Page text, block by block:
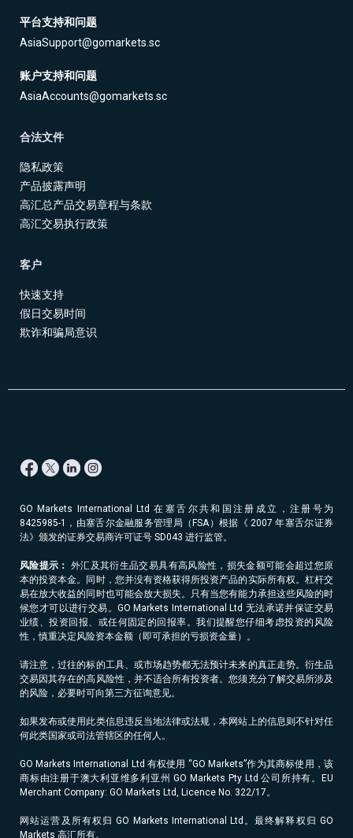
平台支持和问题
AsiaSupport@gomarkets.sc
账户支持和问题
AsiaAccounts@gomarkets.sc
合法文件
隐私政策
产品披露声明
高汇总产品交易章程与条款
高汇交易执行政策
客户
快速支持
假日交易时间
欺诈和骗局意识
GO Markets International Ltd 在塞舌尔共和国注册成立，注册号为
8425985-1，由塞舌尔金融服务管理局（FSA）根据《 2007 年塞舌尔证券
法》颁发的证券交易商许可证号 SD043 进行监管。
风险提示： 外汇及其衍生品交易具有高风险性，损失金额可能会超过您原
本的投资本金。同时，您并没有资格获得所投资产品的实际所有权。杠杆交
易在放大收益的同时也可能会放大损失。只有当您有能力承担这些风险的时
候您才可以进行交易。GO Markets International Ltd 无法承诺并保证交易
业绩、投资回报、或任何固定的回报率。我们提醒您仔细考虑投资的风险
性，慎重决定风险资本金额（即可承担的亏损资金量）。
请注意，过往的标的工具、或市场趋势都无法预计未来的真正走势。衍生品
交易因其存在的高风险性，并不适合所有投资者。您须充分了解交易所涉及
的风险，必要时可向第三方征询意见。
如果发布或使用此类信息违反当地法律或法规，本网站上的信息则不针对任
何此类国家或司法管辖区的任何人。
GO Markets International Ltd 有权使用 “GO Markets”作为其商标使用，该
商标由注册于澳大利亚维多利亚州 GO Markets Pty Ltd 公司所持有。EU
Merchant Company: GO Markets Ltd, Licence No. 322/17。
网站运营及所有权归 GO Markets International Ltd。最终解释权归 GO
Markets 高汇所有。